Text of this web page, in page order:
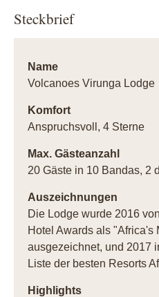
Steckbrief
Name
Volcanoes Virunga Lodge
Komfort
Anspruchsvoll, 4 Sterne
Max. Gästeanzahl
20 Gäste in 10 Bandas, 2
Auszeichnungen
Die Lodge wurde 2016
Hotel Awards als "Africa's
ausgezeichnet, und 2017
Liste der besten Resorts
Highlights